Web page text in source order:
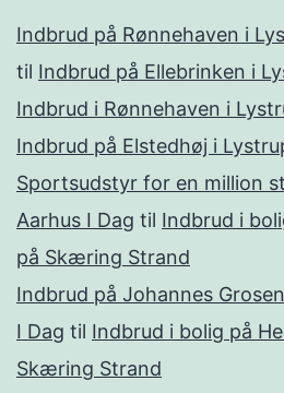
Indbrud på Rønnehaven i
til Indbrud på Ellebrinken i
Indbrud i Rønnehaven i
Indbrud på Elstedhøj i
Sportsudstyr for en million
Aarhus I Dag til Indbrud i
på Skæring Strand
Indbrud på Johannes
I Dag til Indbrud i bolig på
Skæring Strand